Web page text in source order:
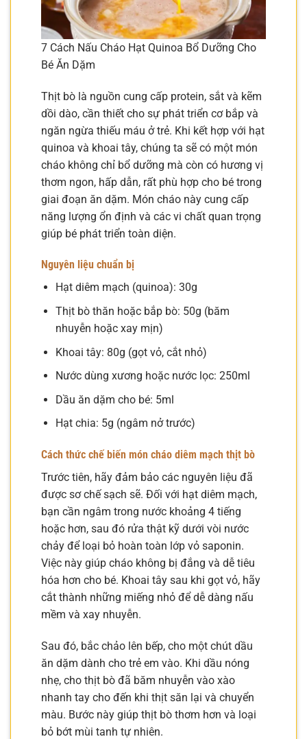
7 Cách Nấu Cháo Hạt Quinoa Bổ Dưỡng Cho
Bé Ăn Dặm
Thịt bò là nguồn cung cấp protein, sắt và kẽm
dồi dào, cần thiết cho sự phát triển cơ bắp và
ngăn ngừa thiếu máu ở trẻ. Khi kết hợp với hạt
quinoa và khoai tây, chúng ta sẽ có một món
cháo không chỉ bổ dưỡng mà còn có hương vị
thơm ngon, hấp dẫn, rất phù hợp cho bé trong
giai đoạn ăn dặm. Món cháo này cung cấp
năng lượng ổn định và các vi chất quan trọng
giúp bé phát triển toàn diện.
Nguyên liệu chuẩn bị
Hạt diêm mạch (quinoa): 30g
Thịt bò thăn hoặc bắp bò: 50g (băm
nhuyễn hoặc xay mịn)
Khoai tây: 80g (gọt vỏ, cắt nhỏ)
Nước dùng xương hoặc nước lọc: 250ml
Dầu ăn dặm cho bé: 5ml
Hạt chia: 5g (ngâm nở trước)
Cách thức chế biến món cháo diêm mạch thịt bò
Trước tiên, hãy đảm bảo các nguyên liệu đã
được sơ chế sạch sẽ. Đối với hạt diêm mạch,
bạn cần ngâm trong nước khoảng 4 tiếng
hoặc hơn, sau đó rửa thật kỹ dưới vòi nước
chảy để loại bỏ hoàn toàn lớp vỏ saponin.
Việc này giúp cháo không bị đắng và dễ tiêu
hóa hơn cho bé. Khoai tây sau khi gọt vỏ, hãy
cắt thành những miếng nhỏ để dễ dàng nấu
mềm và xay nhuyễn.
Sau đó, bắc chảo lên bếp, cho một chút dầu
ăn dặm dành cho trẻ em vào. Khi dầu nóng
nhẹ, cho thịt bò đã băm nhuyễn vào xào
nhanh tay cho đến khi thịt săn lại và chuyển
màu. Bước này giúp thịt bò thơm hơn và loại
bỏ bớt mùi tanh tự nhiên.